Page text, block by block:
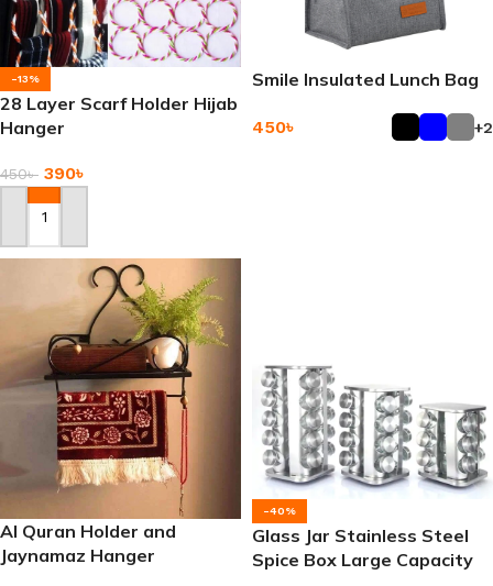
-13%
28 Layer Scarf Holder Hijab
Hanger
450৳ 390৳
Add To Cart
Smile Insulated Lunch Bag
450৳ +2
Al Quran Holder and
Jaynamaz Hanger
-40%
Glass Jar Stainless Steel
Spice Box Large Capacity